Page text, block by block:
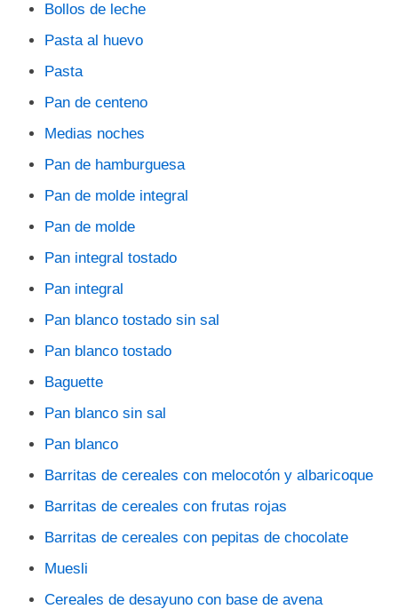
Bollos de leche
Pasta al huevo
Pasta
Pan de centeno
Medias noches
Pan de hamburguesa
Pan de molde integral
Pan de molde
Pan integral tostado
Pan integral
Pan blanco tostado sin sal
Pan blanco tostado
Baguette
Pan blanco sin sal
Pan blanco
Barritas de cereales con melocotón y albaricoque
Barritas de cereales con frutas rojas
Barritas de cereales con pepitas de chocolate
Muesli
Cereales de desayuno con base de avena